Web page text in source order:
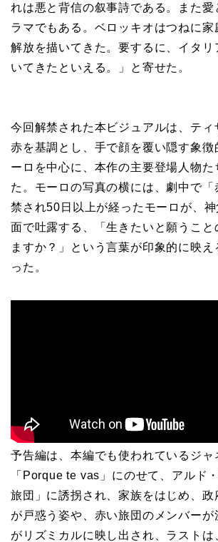
れは悪と背信の叙事詩である。また愛
ラマでもある。ベロッキオはつねに家
解放を描いてきた。要するに、イタリ
いてきたといえる。」と寄せた。
今回解禁された本ビジュアルは、ティ
赤を基調とし、手で顔を覆い隠す象徴
ーロを中心に、本作の主要登場人物た
た。モーロの写真の横には、劇中で「
禁され50日以上が経ったモーロが、
面で吐露する、「生きたいと願うこと
ますか？」という言葉が印象的に映え
った。
予告編は、本編でも使われているジャ
「Porque te vas」にのせて、アルド
旅団」に誘拐され、家族をはじめ、政
が戸惑う姿や、赤い旅団のメンバーが
がリズミカルに映し出され、ラストは